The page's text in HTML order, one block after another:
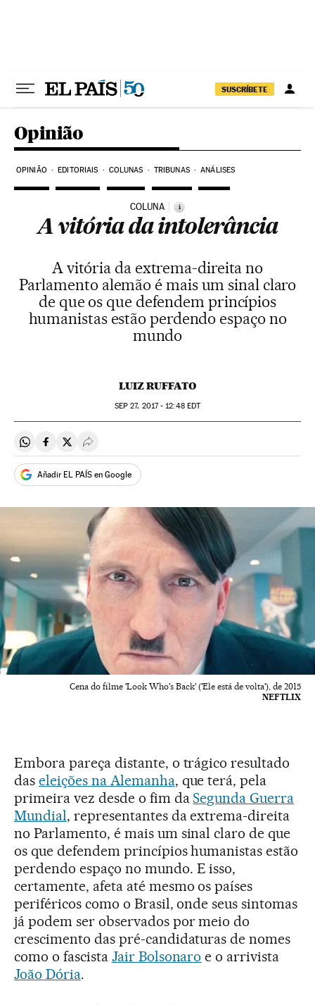
SUSCRÍBETE
Opinião
OPINIÃO EDITORIAIS COLUNAS TRIBUNAS ANÁLISES
COLUNA i
A vitória da intolerância
A vitória da extrema-direita no
Parlamento alemão é mais um sinal claro
de que os que defendem princípios
humanistas estão perdendo espaço no
mundo
LUIZ RUFFATO
SEP 27, 2017 - 12:48EDT
Compartir en Whatsapp
Compartir en Facebook
Compartir en Twitter
Desplegar Redes Sociales
Añadir EL PAÍS en Google
Cena do filme 'Look Who's Back' ('Ele está de volta'), de 2015
NEFTLIX
Embora pareça distante, o trágico resultado
das eleições na Alemanha, que terá, pela
primeira vez desde o fim daSegunda Guerra
Mundial, representantes da extrema-direita
no Parlamento, é mais um sinal claro de que
os que defendem princípios humanistas estão
perdendo espaço no mundo. E isso,
certamente, afeta até mesmo os países
periféricos como o Brasil, onde seus sintomas
já podem ser observados por meio do
crescimento das pré-candidaturas de nomes
como o fascista Jair Bolsonaro e o arrivista
João Dória.